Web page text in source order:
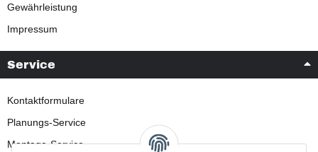
Gewährleistung
Impressum
Service
Kontaktformulare
Planungs-Service
Montage-Service